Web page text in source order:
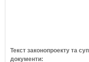
Текст законопроекту та
документи: